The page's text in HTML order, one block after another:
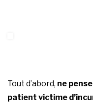
Tout d’abord, ne
patient victime